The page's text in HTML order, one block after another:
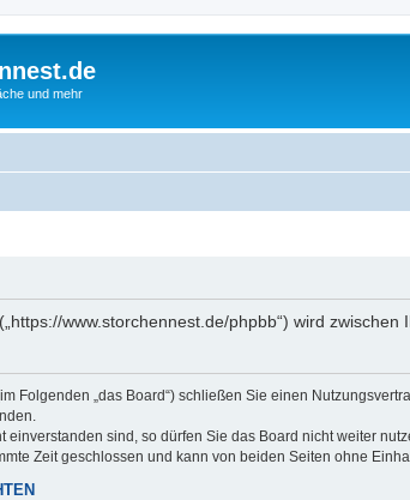
und mehr
www.storchennest.de/phpbb“) wird
Folgenden „das Board“) schließen Sie einen
einverstanden sind, so dürfen Sie das Board nicht weiter
Zeit geschlossen und kann von beiden Seiten ohne